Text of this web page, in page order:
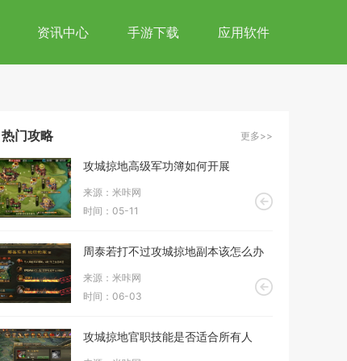
资讯中心 手游下载 应用软件
热门攻略 更多>>
攻城掠地高级军功簿如何开展
来源：米咔网
时间：05-11
周泰若打不过攻城掠地副本该怎么办
来源：米咔网
时间：06-03
攻城掠地官职技能是否适合所有人